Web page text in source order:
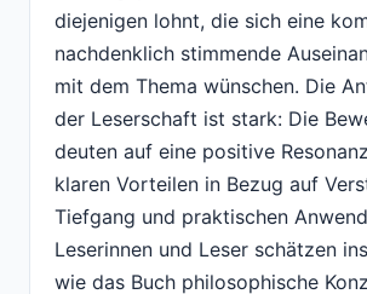
diejenigen lohnt, die sich eine
nachdenklich stimmende
mit dem Thema wünschen. Die
der Leserschaft ist stark: Die
deuten auf eine positive
klaren Vorteilen in Bezug auf
Tiefgang und praktischen
Leserinnen und Leser schätzen
wie das Buch philosophische